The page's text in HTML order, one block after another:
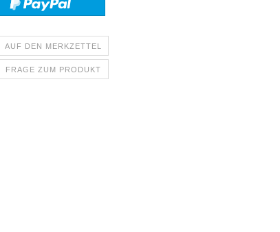
AUF DEN MERKZETTEL
FRAGE ZUM PRODUKT